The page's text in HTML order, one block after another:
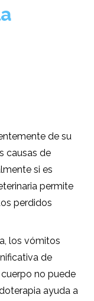
de su
causas de
si es
permite
perdidos
los vómitos
de
no puede
ayuda a